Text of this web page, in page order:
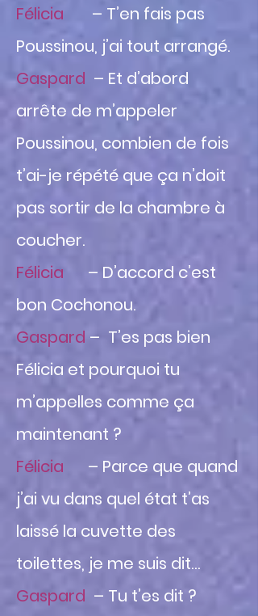
Félicia – T’en fais pas
Poussinou, j’ai tout arrangé.
Gaspard – Et d’abord
arrête de m’appeler
Poussinou, combien de fois
t’ai-je répété que ça n’doit
pas sortir de la chambre à
coucher.
Félicia – D’accord c’est
bon Cochonou.
Gaspard – T’es pas bien
Félicia et pourquoi tu
m’appelles comme ça
maintenant ?
Félicia
– Parce que quand
j’ai vu dans quel état t’as
laissé la cuvette des
toilettes, je me suis dit…
Gaspard – Tu t’es dit ?